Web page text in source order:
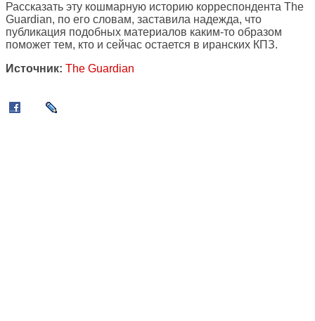
Рассказать эту кошмарную историю корреспондента The
Guardian, по его словам, заставила надежда, что
публикация подобных материалов каким-то образом
поможет тем, кто и сейчас остается в иранских КПЗ.
Источник: The Guardian